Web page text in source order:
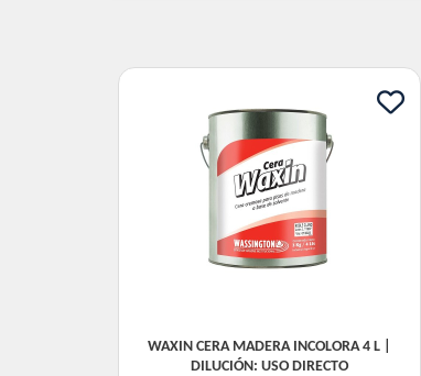
WAXIN CERA MADERA INCOLORA 4 L |
DILUCIÓN: USO DIRECTO